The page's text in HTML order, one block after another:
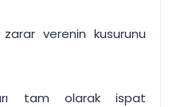
verenin kusurunu
tam olarak ispat